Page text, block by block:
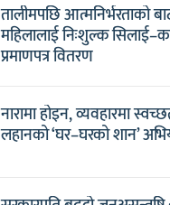
तालीमपछि आत्मनिर्भरताको
महिलालाई निःशुल्क
प्रमाणपत्र वितरण
नारामा होइन, व्यवहारमा
लहानको ‘घर–घरको शान’